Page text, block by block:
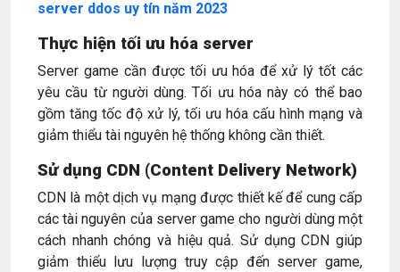
server ddos uy tín năm 2023
Thực hiện tối ưu hóa server
Server game cần được tối ưu hóa để xử lý tốt các
yêu cầu từ người dùng. Tối ưu hóa này có thể bao
gồm tăng tốc độ xử lý, tối ưu hóa cấu hình mạng và
giảm thiểu tài nguyên hệ thống không cần thiết.
Sử dụng CDN (Content Delivery Network)
CDN là một dịch vụ mạng được thiết kế để cung cấp
các tài nguyên của server game cho người dùng một
cách nhanh chóng và hiệu quả. Sử dụng CDN giúp
giảm thiểu lưu lượng truy cập đến server game,